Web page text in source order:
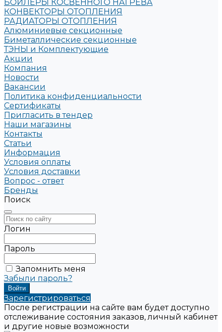
БОЙЛЕРЫ КОСВЕННОГО НАГРЕВА
КОНВЕКТОРЫ ОТОПЛЕНИЯ
РАДИАТОРЫ ОТОПЛЕНИЯ
Алюминиевые секционные
Биметаллические секционные
ТЭНЫ и Комплектующие
Акции
Компания
Новости
Вакансии
Политика конфиденциальности
Сертификаты
Пригласить в тендер
Наши магазины
Контакты
Статьи
Информация
Условия оплаты
Условия доставки
Вопрос - ответ
Бренды
Поиск
Логин
Пароль
Запомнить меня
Забыли пароль?
Зарегистрироваться
После регистрации на сайте вам будет доступно
отслеживание состояния заказов, личный кабинет
и другие новые возможности